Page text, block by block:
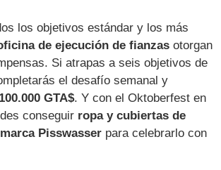
los objetivos estándar y los más
de ejecución de fianzas otorgan
Si atrapas a seis objetivos de
el desafío semanal y
100.000 GTA$. Y con el Oktoberfest en
conseguir ropa y cubiertas de
Pisswasser para celebrarlo con